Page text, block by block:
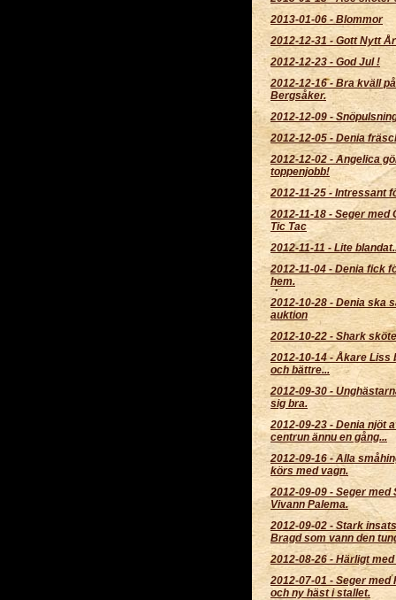
2013-01-06 - Blommor
2012-12-31 - Gott Nytt
2012-12-23-God Jul !
2012-12-16-Bra kväll på
Bergsåker.
2012-12-09 -
2012-12-05 - Denia
2012-12-02-Angelica
toppenjobb!
2012-11-25 -Intressant
2012-11-18 - Seger med
Tic Tac
2012-11-11 - Lite
2012-11-04- Denia fick
hem.
2012-10-28 - Denia ska
auktion
2012-10-22 - Shark
2012-10-14-Åkare Liss
och bättre...
2012-09-30-
sig bra.
2012-09-23-Denia njöt
centrun ännu en gång...
2012-09-16-Alla
körs med vagn.
2012-09-09 - Seger med
Vivann Palema.
2012-09-02 -Stark
Bragd som vann den
2012-08-26- Härligt
2012-07-01 - Seger med
och ny häst i stallet.